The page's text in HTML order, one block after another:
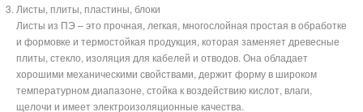
Листы, плиты, пластины, блоки
Листы из ПЭ – это прочная, легкая, многослойная простая в обработке
и формовке и термостойкая продукция, которая заменяет древесные
плиты, стекло, изоляция для кабелей и отводов. Она обладает
хорошими механическими свойствами, держит форму в широком
температурном диапазоне, стойка к воздействию кислот, влаги,
щелочи и имеет электроизоляционные качества.